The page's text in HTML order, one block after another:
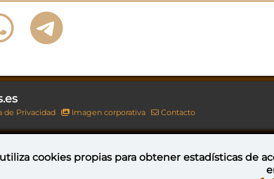
de Privacidad Imagen corporativa Contacto
Esta obra está bajo una licencia de Creative Commons
utilizacookies propiaspara obtener estadísticas de